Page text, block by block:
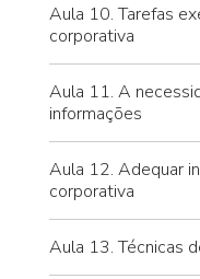
Aula 10. Tarefas
corporativa
Aula 11. A
informações
Aula 12. Adequar
corporativa
Aula 13. Técnicas